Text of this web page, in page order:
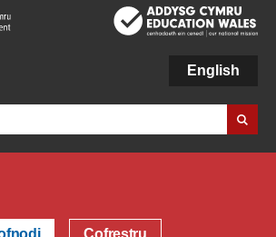
English